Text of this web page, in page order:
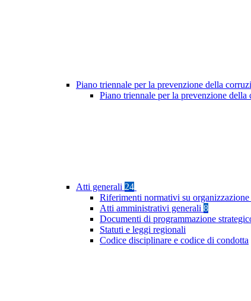
Piano triennale per la prevenzione della
Piano triennale per la prevenzione
Atti generali 24
Riferimenti normativi su organizzazione
Atti amministrativi generali 8
Documenti di programmazione
Statuti e leggi regionali
Codice disciplinare e codice di condotta